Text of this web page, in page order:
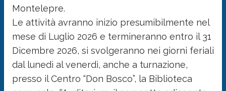
Montelepre.
Le attività avranno inizio presumibilmente nel
mese di Luglio 2026 e termineranno entro il 31
Dicembre 2026, si svolgeranno nei giorni feriali
dal lunedì al venerdì, anche a turnazione,
presso il Centro “Don Bosco”, la Biblioteca